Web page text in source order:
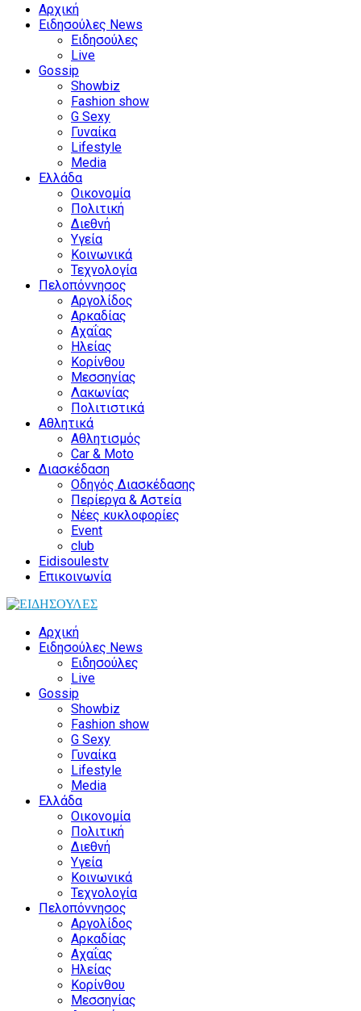
Αρχική
Ειδησούλες News
Ειδησούλες
Live
Gossip
Showbiz
Fashion show
G Sexy
Γυναίκα
Lifestyle
Media
Ελλάδα
Οικονομία
Πολιτική
Διεθνή
Υγεία
Κοινωνικά
Τεχνολογία
Πελοπόννησος
Αργολίδος
Αρκαδίας
Αχαΐας
Ηλείας
Κορίνθου
Μεσσηνίας
Λακωνίας
Πολιτιστικά
Αθλητικά
Αθλητισμός
Car & Moto
Διασκέδαση
Οδηγός Διασκέδασης
Περίεργα & Αστεία
Νέες κυκλοφορίες
Event
club
Eidisoulestv
Επικοινωνία
Αρχική
Ειδησούλες News
Ειδησούλες
Live
Gossip
Showbiz
Fashion show
G Sexy
Γυναίκα
Lifestyle
Media
Ελλάδα
Οικονομία
Πολιτική
Διεθνή
Υγεία
Κοινωνικά
Τεχνολογία
Πελοπόννησος
Αργολίδος
Αρκαδίας
Αχαΐας
Ηλείας
Κορίνθου
Μεσσηνίας